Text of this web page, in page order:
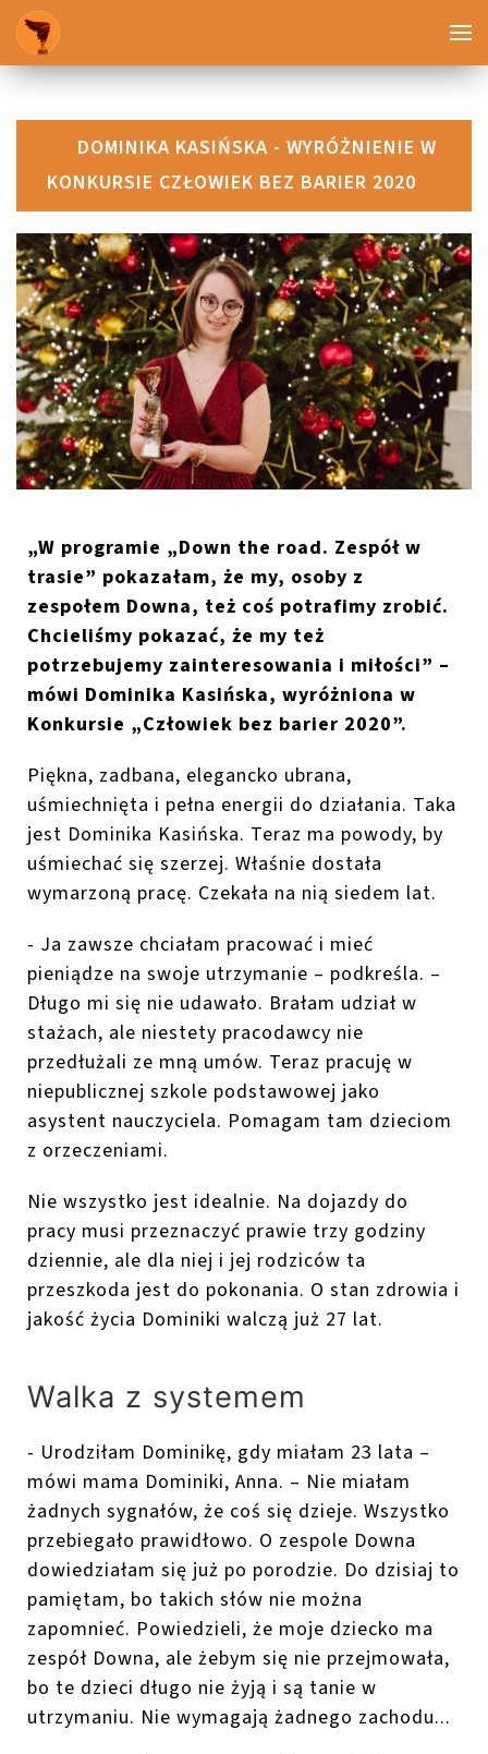
DOMINIKA KASIŃSKA - WYRÓŻNIENIE W
KONKURSIE CZŁOWIEK BEZ BARIER 2020
„W programie „Down the road. Zespół w
trasie” pokazałam, że my, osoby z
zespołem Downa, też coś potrafimy zrobić.
Chcieliśmy pokazać, że my też
potrzebujemy zainteresowania i miłości” –
mówi Dominika Kasińska, wyróżniona w
Konkursie „Człowiek bez barier 2020”.
Piękna, zadbana, elegancko ubrana,
uśmiechnięta i pełna energii do działania. Taka
jest Dominika Kasińska. Teraz ma powody, by
uśmiechać się szerzej. Właśnie dostała
wymarzoną pracę. Czekała na nią siedem lat.
- Ja zawsze chciałam pracować i mieć
pieniądze na swoje utrzymanie – podkreśla. –
Długo mi się nie udawało. Brałam udział w
stażach, ale niestety pracodawcy nie
przedłużali ze mną umów. Teraz pracuję w
niepublicznej szkole podstawowej jako
asystent nauczyciela. Pomagam tam dzieciom
z orzeczeniami.
Nie wszystko jest idealnie. Na dojazdy do
pracy musi przeznaczyć prawie trzy godziny
dziennie, ale dla niej i jej rodziców ta
przeszkoda jest do pokonania. O stan zdrowia i
jakość życia Dominiki walczą już 27 lat.
Walka z systemem
- Urodziłam Dominikę, gdy miałam 23 lata –
mówi mama Dominiki, Anna. – Nie miałam
żadnych sygnałów, że coś się dzieje. Wszystko
przebiegało prawidłowo. O zespole Downa
dowiedziałam się już po porodzie. Do dzisiaj to
pamiętam, bo takich słów nie można
zapomnieć. Powiedzieli, że moje dziecko ma
zespół Downa, ale żebym się nie przejmowała,
bo te dzieci długo nie żyją i są tanie w
utrzymaniu. Nie wymagają żadnego zachodu...